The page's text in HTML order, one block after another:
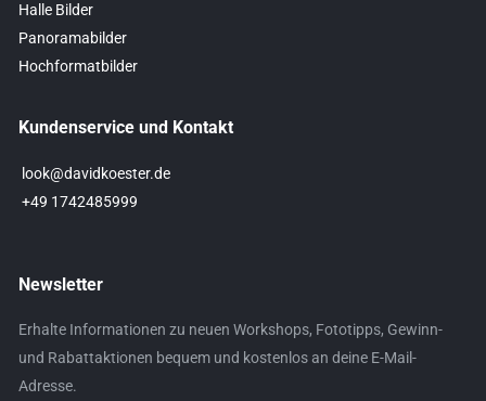
Halle Bilder
Panoramabilder
Hochformatbilder
Kundenservice und Kontakt
look@davidkoester.de
+49 1742485999
Newsletter
Erhalte Informationen zu neuen Workshops, Fototipps, Gewinn-
und Rabattaktionen bequem und kostenlos an deine E-Mail-
Adresse.